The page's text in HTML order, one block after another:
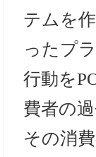
テムを
ったプ
行動を
費者の
その消